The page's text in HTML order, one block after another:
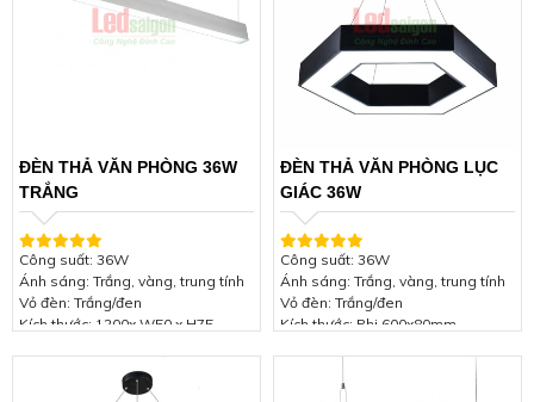
Tuổi thọ: 50.000 giờ
Góc chiếu: 110°
Tuổi thọ: 50.000 giờ
Góc chiếu: 110°
Chất liệu: Aluminium + PC + Nhôm
đúc
Bảo hành: 2 năm
ĐÈN THẢ VĂN PHÒNG 36W
TRẮNG
Công suất: 36W
Ánh sáng: Trắng, vàng, trung tính
Vỏ đèn: Trắng/đen
Kích thước: 1200x W50 x H75
Hệ số công suất: ≥ 0.97
Chip LED: SMD 2835
ĐÈN THẢ VĂN PHÒNG LỤC
GIÁC 36W
Công suất: 36W
Ánh sáng: Trắng, vàng, trung tính
Vỏ đèn: Trắng/đen
Kích thước: Phi 600x80mm
Chip LED: SMD 2835